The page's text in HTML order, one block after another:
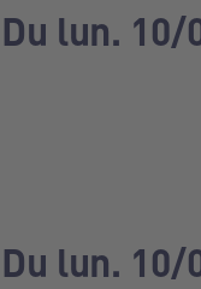
Du lun. 10/
Du lun. 10/